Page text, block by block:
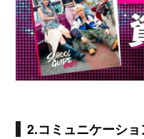
2.コミュニケーシ